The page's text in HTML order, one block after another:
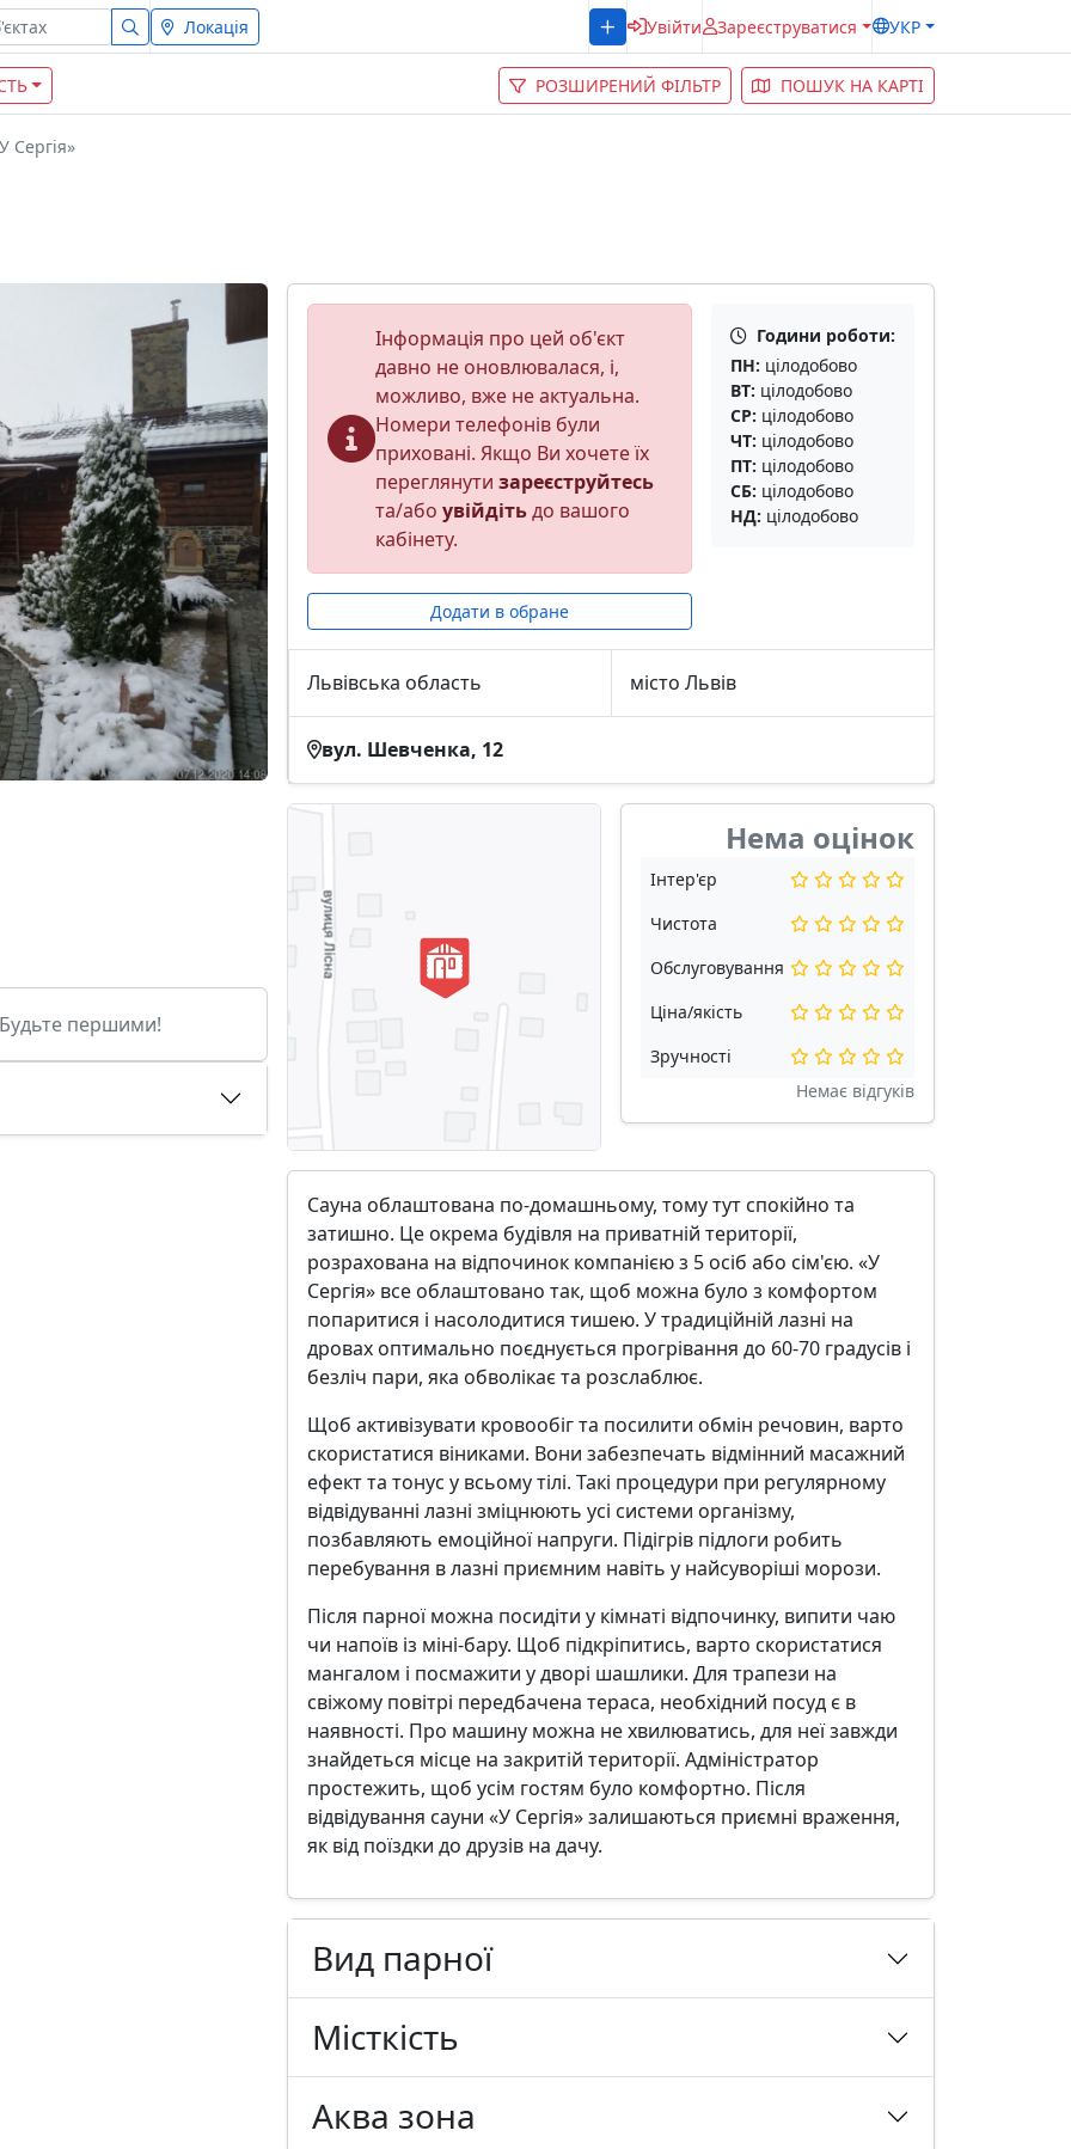
Локація Увійти Зареєструватися УКР
РОЗШИРЕНИЙ ФІЛЬТР ПОШУК НА КАРТІ
Сергія»
Інформація про цей об'єкт
давно не оновлювалася, і,
можливо, вже не актуальна.
Номери телефонів були
приховані. Якщо Ви хочете їх
переглянути зареєструйтесь
та/або увійдітьдо вашого
кабінету.
Додати в обране
Години роботи:
ПН: цілодобово
ВТ: цілодобово
СР: цілодобово
ЧТ: цілодобово
ПТ: цілодобово
СБ: цілодобово
НД: цілодобово
Львівська область місто Львів
вул. Шевченка, 12
Нема оцінок
Інтер'єр
Чистота
Обслуговування
Ціна/якість
Зручності
Немає відгуків
Сауна облаштована по-домашньому, тому тут спокійно та
затишно. Це окрема будівля на приватній території,
розрахована на відпочинок компанією з 5 осіб або сім'єю. «У
Сергія» все облаштовано так, щоб можна було з комфортом
попаритися і насолодитися тишею. У традиційній лазні на
дровах оптимально поєднується прогрівання до 60-70 градусів і
безліч пари, яка обволікає та розслаблює.
Щоб активізувати кровообіг та посилити обмін речовин, варто
скористатися віниками. Вони забезпечать відмінний масажний
ефект та тонус у всьому тілі. Такі процедури при регулярному
відвідуванні лазні зміцнюють усі системи організму,
позбавляють емоційної напруги. Підігрів підлоги робить
перебування в лазні приємним навіть у найсуворіші морози.
Після парної можна посидіти у кімнаті відпочинку, випити чаю
чи напоїв із міні-бару. Щоб підкріпитись, варто скористатися
мангалом і посмажити у дворі шашлики. Для трапези на
свіжому повітрі передбачена тераса, необхідний посуд є в
наявності. Про машину можна не хвилюватись, для неї завжди
знайдеться місце на закритій території. Адміністратор
простежить, щоб усім гостям було комфортно. Після
відвідування сауни «У Сергія» залишаються приємні враження,
як від поїздки до друзів на дачу.
Вид парної
Місткість
Аква зона
Будьте першими!